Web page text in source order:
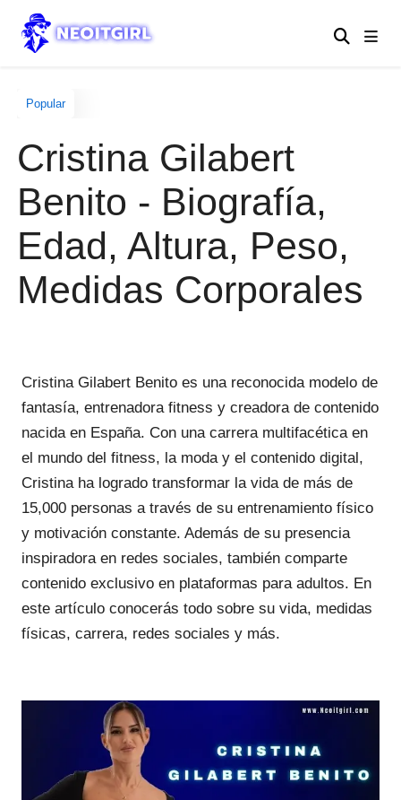
Popular
Cristina Gilabert
Benito - Biografía,
Edad, Altura, Peso,
Medidas Corporales
Cristina Gilabert Benito es una reconocida modelo de
fantasía, entrenadora fitness y creadora de contenido
nacida en España. Con una carrera multifacética en
el mundo del fitness, la moda y el contenido digital,
Cristina ha logrado transformar la vida de más de
15,000 personas a través de su entrenamiento físico
y motivación constante. Además de su presencia
inspiradora en redes sociales, también comparte
contenido exclusivo en plataformas para adultos. En
este artículo conocerás todo sobre su vida, medidas
físicas, carrera, redes sociales y más.